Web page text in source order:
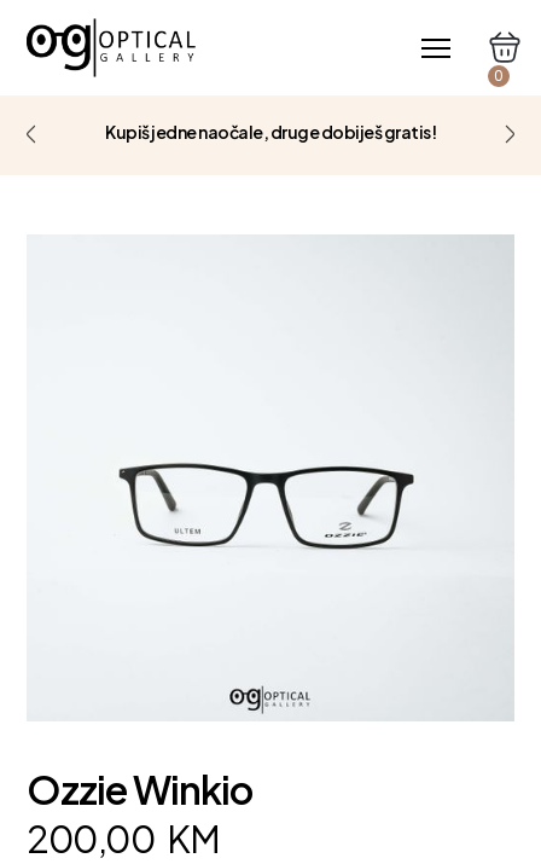
0
Kupiš jedne naočale, druge dobiješ gratis!
Ozzie Winkio
200,00 KM